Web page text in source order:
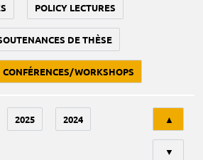
POLICY LECTURES
DE THÈSE
CONFÉRENCES/WORKSHOPS
2025 2024 ▲
▼